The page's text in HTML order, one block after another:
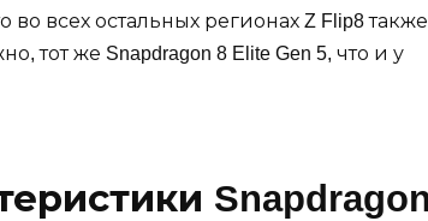
во всех остальных регионах Z Flip8 также
тот же Snapdragon 8 Elite Gen 5, что и у